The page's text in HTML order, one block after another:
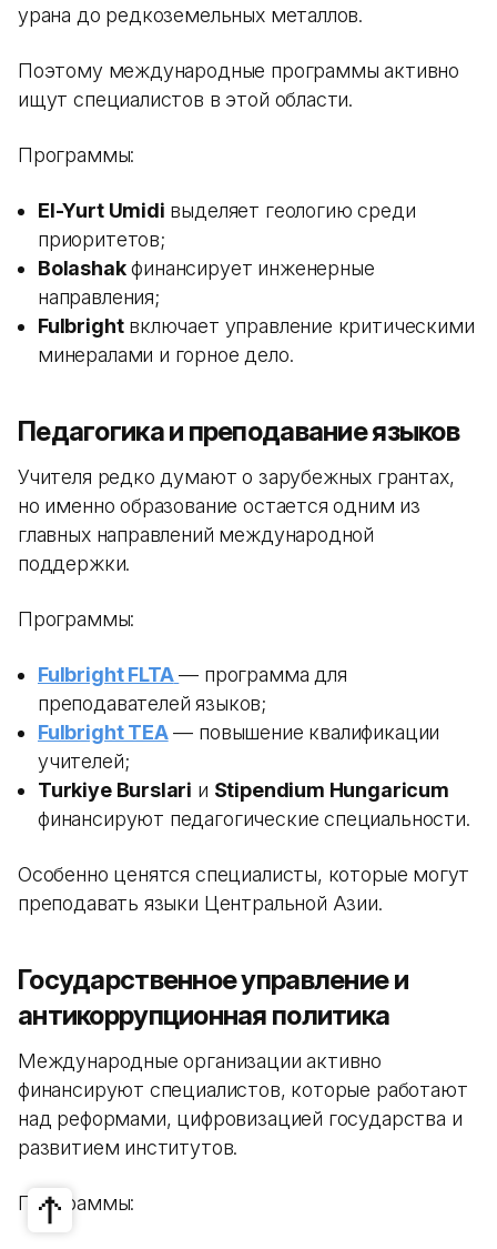
урана до редкоземельных металлов.
Поэтому международные программы активно
ищут специалистов в этой области.
Программы:
El-Yurt Umidi выделяет геологию среди
приоритетов;
Bolashakфинансирует инженерные
направления;
Fulbrightвключает управление критическими
минералами и горное дело.
Педагогика и преподавание языков
Учителя редко думают о зарубежных грантах,
но именно образование остается одним из
главных направлений международной
поддержки.
Программы:
Fulbright FLTA — программа для
преподавателей языков;
Fulbright TEA— повышение квалификации
учителей;
Turkiye Burslari и Stipendium Hungaricum
финансируют педагогические специальности.
Особенно ценятся специалисты, которые могут
преподавать языки Центральной Азии.
Государственное управление и
антикоррупционная политика
Международные организации активно
финансируют специалистов, которые работают
над реформами, цифровизацией государства и
развитием институтов.
Программы: